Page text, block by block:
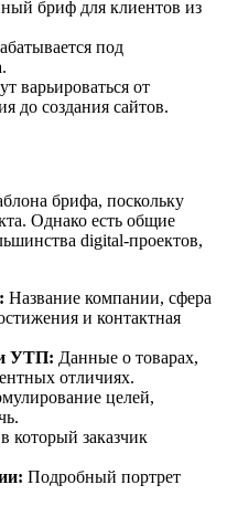
бриф для клиентов из
под
варьироваться от
до создания сайтов.
брифа, поскольку
Однако есть общие
digital-проектов,
Название компании, сфера
и контактная
УТП: Данные о товарах,
отличиях.
целей,
который заказчик
Подробный портрет